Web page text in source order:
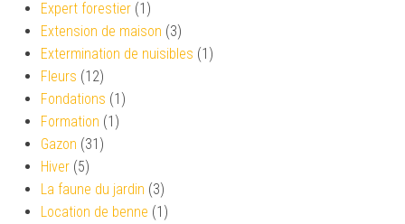
Expert forestier (1)
Extension de maison (3)
Extermination de nuisibles (1)
Fleurs (12)
Fondations (1)
Formation (1)
Gazon (31)
Hiver (5)
La faune du jardin (3)
Location de benne (1)